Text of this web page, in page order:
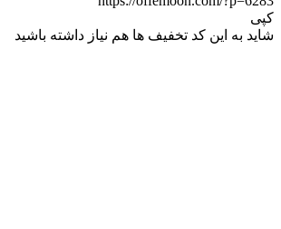
کپی
شاید به این کد تخفیف ها هم نیاز داشته باشید